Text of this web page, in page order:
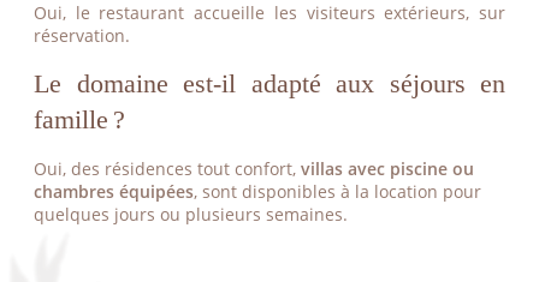
Oui, le restaurant accueille les visiteurs extérieurs, sur
réservation.
Le domaine est-il adapté aux séjours en
famille ?
Oui, des résidences tout confort, villas avec piscine ou
chambres équipées, sont disponibles à la location pour
quelques jours ou plusieurs semaines.